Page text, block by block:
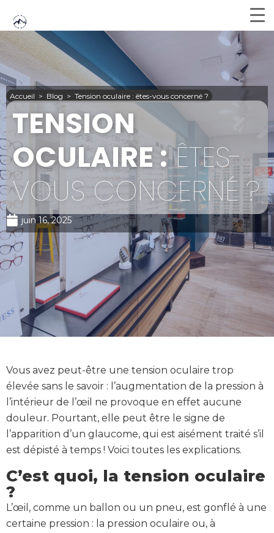
Accueil > Blog > Tension oculaire : êtes-vous concerné ?
TENSION
OCULAIRE :ÊTES-
VOUS CONCERNÉ ?
juin 16, 2025
Vous avez peut-être une tension oculaire trop
élevée sans le savoir : l’augmentation de la pression à
l’intérieur de l’œil ne provoque en effet aucune
douleur. Pourtant, elle peut être le signe de
l’apparition d’un glaucome, qui est aisément traité s’il
est dépisté à temps ! Voici toutes les explications.
C’est quoi, la tension oculaire
?
L’œil, comme un ballon ou un pneu, est gonflé à une
certaine pression : la pression oculaire ou, à